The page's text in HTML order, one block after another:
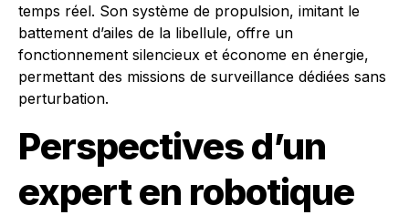
temps réel. Son système de propulsion, imitant le
battement d’ailes de la libellule, offre un
fonctionnement silencieux et économe en énergie,
permettant des missions de surveillance dédiées sans
perturbation.
Perspectives d’un
expert en robotique